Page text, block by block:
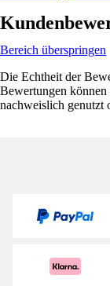
Bereich überspringen
Die Echtheit der
Bewertungen
nachweislich genutzt